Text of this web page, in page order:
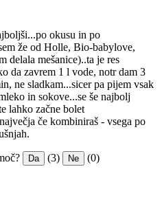
okusu in po
že od Holle, Bio-babylove,
delala mešanice)..ta je res
da zavrem 1 l vode, notr dam 3
ne sladkam...sicer pa pijem vsak
in sokove...se še najbolj
lahko začne bolet
če kombiniraš - vsega po
Da (3) Ne (0)